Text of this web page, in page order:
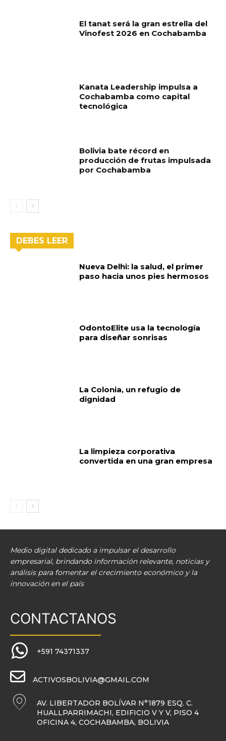
El tanat será la gran estrella del
Vinofest 2026 en Cochabamba
Kanata Leadership impulsa a
Cochabamba como capital
tecnológica
Bolivia bate récord en
producción de frutas impulsada
por Cochabamba
DEBES LEER
Nueva Delhi: la salud, el primer
paso hacia unos pies hermosos
OdontoElite usa la tecnología
para diseñar sonrisas
La Colonia, un refugio de
dignidad
La limpieza corporativa
convertida en una gran empresa
Medio digital dedicado a impulsar el desarrollo
empresarial, brindando información relevante, noticias y
análisis para fomentar el crecimiento económico y la
innovación en el país
CONTACTANOS
+591 74371337
ACTIVOSBOLIVIA@GMAIL.COM
AV. LIBERTADOR BOLÍVAR N°1879 ESQ. C.
HUALLPARRIMACHI, EDIFICIO V Y V, PISO 4
OFICINA 4, COCHABAMBA, BOLIVIA